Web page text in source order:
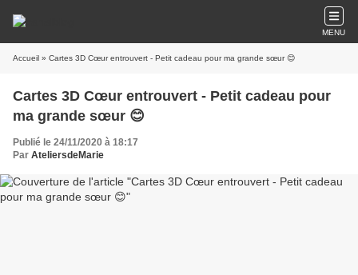
MENU
Accueil » Cartes 3D Cœur entrouvert - Petit cadeau pour ma grande sœur 😊
Cartes 3D Cœur entrouvert - Petit cadeau pour
ma grande sœur 😊
Publié le 24/11/2020 à 18:17
Par AteliersdeMarie